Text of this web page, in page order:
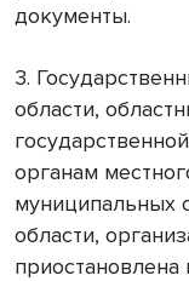
документы.
3.
области,
органам
муниципальных
области,